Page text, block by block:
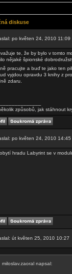
diskuse
po květen 24, 2010 11:09
te, že by bylo v tomto
nějaké špionské
pracujte a buď te jako ten
vyjdou opravdu 3 knihy z
zdaru.
způsobů, jak stáhnout
po květen 24, 2010 14:45
hradu Labyrint se v
út květen 25, 2010 10:27
miloslav.zaoral napsal: